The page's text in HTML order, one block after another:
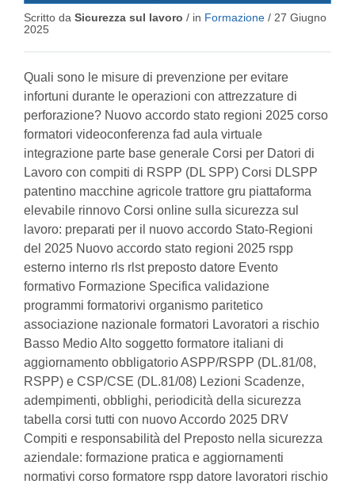
Scritto da Sicurezza sul lavoro / in Formazione / 27 Giugno
2025
Quali sono le misure di prevenzione per evitare
infortuni durante le operazioni con attrezzature di
perforazione? Nuovo accordo stato regioni 2025 corso
formatori videoconferenza fad aula virtuale
integrazione parte base generale Corsi per Datori di
Lavoro con compiti di RSPP (DL SPP) Corsi DLSPP
patentino macchine agricole trattore gru piattaforma
elevabile rinnovo Corsi online sulla sicurezza sul
lavoro: preparati per il nuovo accordo Stato-Regioni
del 2025 Nuovo accordo stato regioni 2025 rspp
esterno interno rls rlst preposto datore Evento
formativo Formazione Specifica validazione
programmi formatorivi organismo paritetico
associazione nazionale formatori Lavoratori a rischio
Basso Medio Alto soggetto formatore italiani di
aggiornamento obbligatorio ASPP/RSPP (DL.81/08,
RSPP) e CSP/CSE (DL.81/08) Lezioni Scadenze,
adempimenti, obblighi, periodicità della sicurezza
tabella corsi tutti con nuovo Accordo 2025 DRV
Compiti e responsabilità del Preposto nella sicurezza
aziendale: formazione pratica e aggiornamenti
normativi corso formatore rspp datore lavoratori rischio